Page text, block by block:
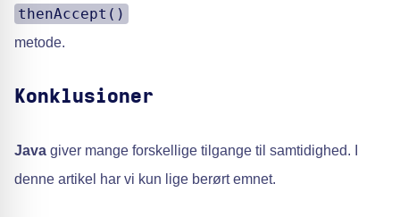
thenAccept()
metode.
Konklusioner
Java giver mange forskellige tilgange til samtidighed. I
denne artikel har vi kun lige berørt emnet.